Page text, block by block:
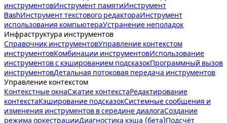
инструментовИнструмент памятиИнструмент
BashИнструмент текстового редактораИнструмент
использования компьютераУстранение неполадок
Инфраструктура инструментов
Справочник инструментовУправление контекстом
инструментовКомбинации инструментовИспользование
инструментов с кэшированием подсказокПрограммный вызов
инструментовДетальная потоковая передача инструментов
Управление контекстом
Контекстные окнаСжатие контекстаРедактирование
контекстаКэширование подсказокСистемные сообщения и
изменения инструментов в середине диалогаСоздание
режима оркестрацииДиагностика кэша (бета)Подсчёт